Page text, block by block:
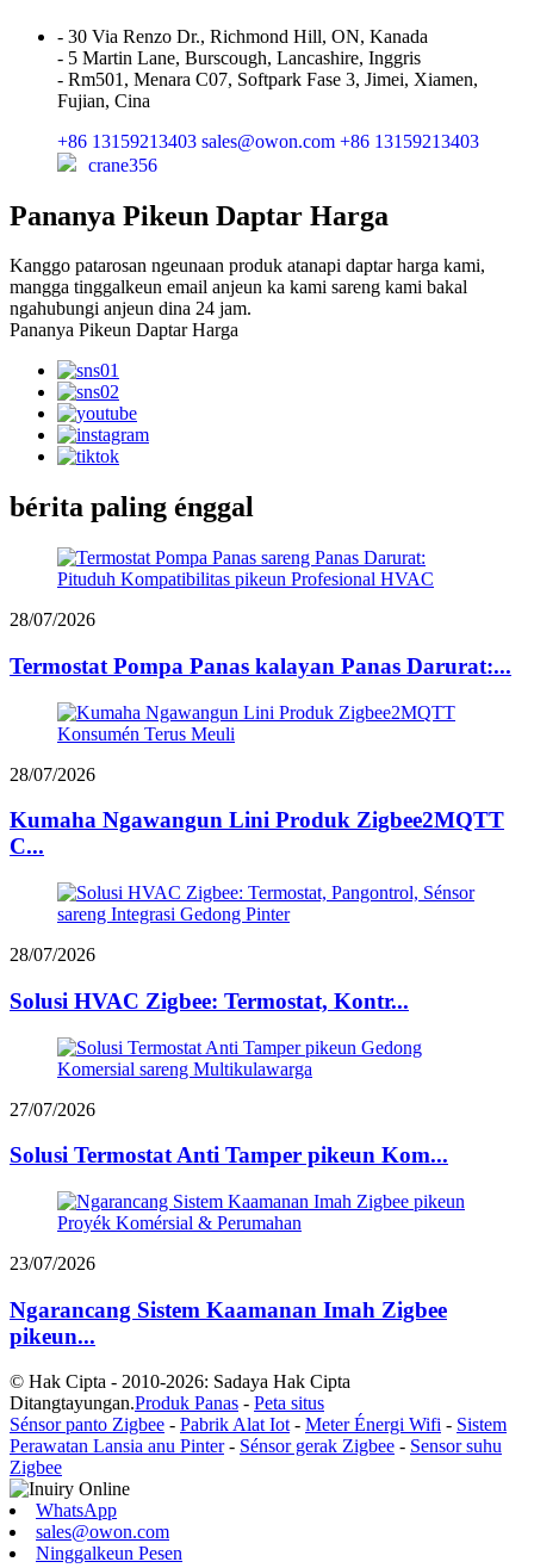
- 30 Via Renzo Dr., Richmond Hill, ON, Kanada
- 5 Martin Lane, Burscough, Lancashire, Inggris
- Rm501, Menara C07, Softpark Fase 3, Jimei, Xiamen,
Fujian, Cina
+86 13159213403 sales@owon.com +86 13159213403
crane356
Pananya Pikeun Daptar Harga
Kanggo patarosan ngeunaan produk atanapi daptar harga kami,
mangga tinggalkeun email anjeun ka kami sareng kami bakal
ngahubungi anjeun dina 24 jam.
Pananya Pikeun Daptar Harga
bérita paling énggal
28/07/2026
Termostat Pompa Panas kalayan Panas Darurat:...
28/07/2026
Kumaha Ngawangun Lini Produk Zigbee2MQTT
C...
28/07/2026
Solusi HVAC Zigbee: Termostat, Kontr...
27/07/2026
Solusi Termostat Anti Tamper pikeun Kom...
23/07/2026
Ngarancang Sistem Kaamanan Imah Zigbee
pikeun...
© Hak Cipta - 2010-2026: Sadaya Hak Cipta
Ditangtayungan.Produk Panas - Peta situs
Sénsor panto Zigbee - Pabrik Alat Iot- Meter Énergi Wifi - Sistem
Perawatan Lansia anu Pinter- Sénsor gerak Zigbee - Sensor suhu
Zigbee
WhatsApp
sales@owon.com
Ninggalkeun Pesen